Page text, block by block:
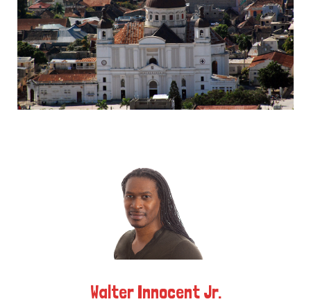
k e
r
)
a
m
Walter Innocent Jr.